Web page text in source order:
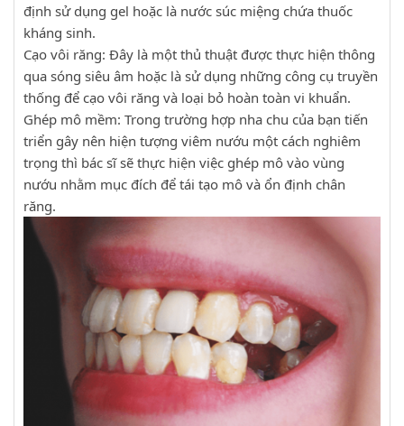
định sử dụng gel hoặc là nước súc miệng chứa thuốc
kháng sinh.
Cạo vôi răng: Đây là một thủ thuật được thực hiện thông
qua sóng siêu âm hoặc là sử dụng những công cụ truyền
thống để cạo vôi răng và loại bỏ hoàn toàn vi khuẩn.
Ghép mô mềm: Trong trường hợp nha chu của bạn tiến
triển gây nên hiện tượng viêm nướu một cách nghiêm
trọng thì bác sĩ sẽ thực hiện việc ghép mô vào vùng
nướu nhằm mục đích để tái tạo mô và ổn định chân
răng.